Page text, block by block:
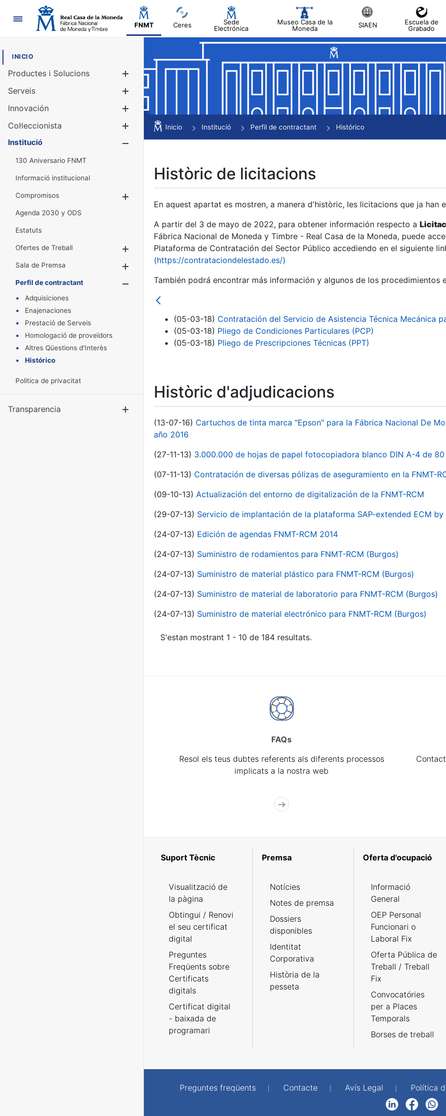
Navegació
FNMT Ceres
Sede
Electrónica
Museo Casa de la
Moneda
SIAEN
Escuela de
Grabado
INICIO
Productes i Solucions
Mostra/Amaga
Serveis
Innovación
Col·leccionista
Mostra/Amaga
Institució
130 Aniversario FNMT
Informació institucional
Compromisos
Agenda 2030 y ODS
Estatuts
Ofertes de Treball
Mostra/Amaga
Sala de Premsa
Mostra/Amaga
Perfil de contractant
Mostra/Amaga
Adquisiciones
Enajenaciones
Prestació de Serveis
Homologació de proveïdors
Altres Qüestions d'Interès
Histórico
Política de privacitat
Transparencia
Inicio Institució Perfil de contractant Histórico
Històric de licitacions
En aquest apartat es mostren, a manera d'històric, les licitacions que ja
A partir del 3 de mayo de 2022, para obtener información respecto a
Fábrica Nacional de Moneda y Timbre - Real Casa de la Moneda, puede
Plataforma de Contratación del Sector Público accediendo en el siguiente
(https://contrataciondelestado.es/)
También podrá encontrar más información y algunos de los procedimientos
(05-03-18) Contratación del Servicio de Asistencia Técnica Mecánica
(05-03-18) Pliego de Condiciones Particulares (PCP)
(05-03-18) Pliego de Prescripciones Técnicas (PPT)
Històric d'adjudicacions
(13-07-16) Cartuchos de tinta marca "Epson" para la Fábrica Nacional De
año 2016
(27-11-13) 3.000.000 de hojas de papel fotocopiadora blanco DIN A-4 de 80
(07-11-13) Contratación de diversas pólizas de aseguramiento en la FNMT-
(09-10-13) Actualización del entorno de digitalización de la FNMT-RCM
(29-07-13) Servicio de implantación de la plataforma SAP-extended ECM by
(24-07-13) Edición de agendas FNMT-RCM 2014
(24-07-13) Suministro de rodamientos para FNMT-RCM (Burgos)
(24-07-13) Suministro de material plástico para FNMT-RCM (Burgos)
(24-07-13) Suministro de material de laboratorio para FNMT-RCM (Burgos)
(24-07-13) Suministro de material electrónico para FNMT-RCM (Burgos)
S'estan mostrant 1 - 10 de 184 resultats.
FAQs
Resol els teus dubtes referents als diferents processos
implicats a la nostra web
Suport Tècnic
Visualització de
la pàgina
Obtingui / Renovi
el seu certificat
digital
Preguntes
Freqüents sobre
Certificats
digitals
Certificat digital
- baixada de
programari
Premsa
Notícies
Notes de premsa
Dossiers
disponibles
Identitat
Corporativa
Història de la
pesseta
Oferta d'ocupació
Informació
General
OEP Personal
Funcionari o
Laboral Fix
Oferta Pública de
Treball / Treball
Fix
Convocatóries
per a Places
Temporals
Borses de treball
Preguntes freqüents Contacte Avís Legal Política
FacebookWhatsApp